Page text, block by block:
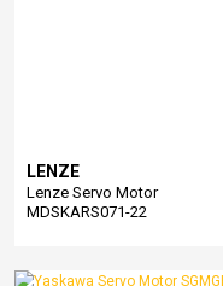
LENZE
Lenze Servo Motor
MDSKARS071-22